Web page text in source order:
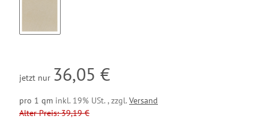
jetzt nur 36,05 €
pro 1 qm inkl. 19% USt. , zzgl. Versand
Alter Preis: 39,19 €